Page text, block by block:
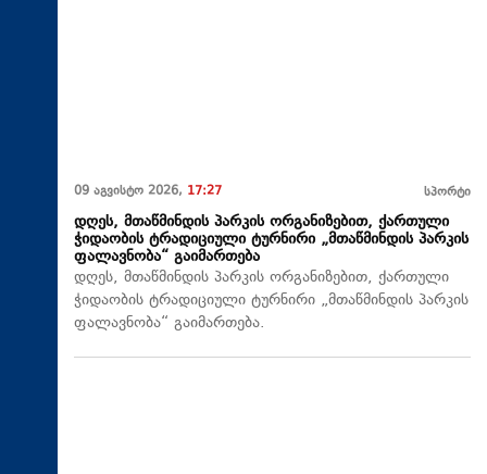
09 აგვისტო 2026, 17:27 სპორტი
დღეს, მთაწმინდის პარკის ორგანიზებით, ქართული
ჭიდაობის ტრადიციული ტურნირი „მთაწმინდის პარკის
ფალავნობა“ გაიმართება
დღეს, მთაწმინდის პარკის ორგანიზებით, ქართული
ჭიდაობის ტრადიციული ტურნირი „მთაწმინდის პარკის
ფალავნობა“ გაიმართება.